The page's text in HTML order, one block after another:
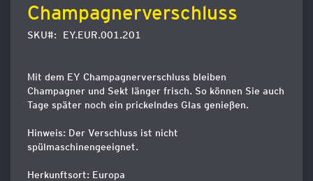
Champagnerverschluss
SKU EY.EUR.001.201
Mit dem EY Champagnerverschluss bleiben
Champagner und Sekt länger frisch. So können Sie auch
Tage später noch ein prickelndes Glas genießen.
Hinweis: Der Verschluss ist nicht
spülmaschinengeeignet.
Herkunftsort: Europa